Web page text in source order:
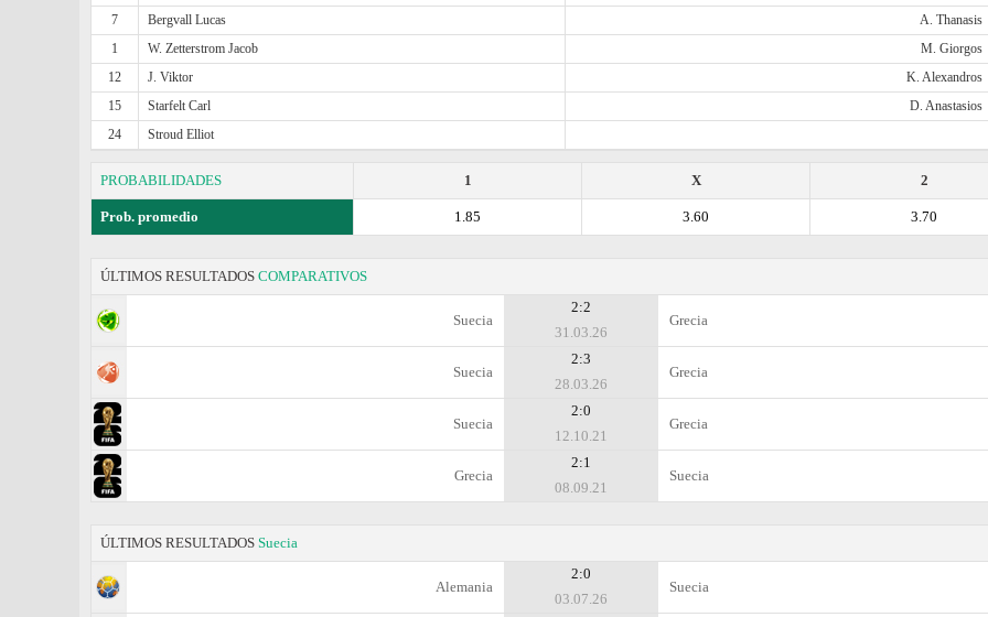
7
Bergvall Lucas A. Thanasis
1
W. Zetterstrom Jacob M. Giorgos
12
J. Viktor K. Alexandros
15
Starfelt Carl D. Anastasios
24
Stroud Elliot
PROBABILIDADES 2
X
1
Prob. promedio 3.70
3.60
1.85
ÚLTIMOS RESULTADOS COMPARATIVOS
Suecia
2:2
31.03.26
Grecia
Suecia
2:3
28.03.26
Grecia
Suecia
2:0
12.10.21
Grecia
Grecia
2:1
08.09.21
Suecia
ÚLTIMOS RESULTADOS Suecia
Alemania
2:0
03.07.26
Suecia